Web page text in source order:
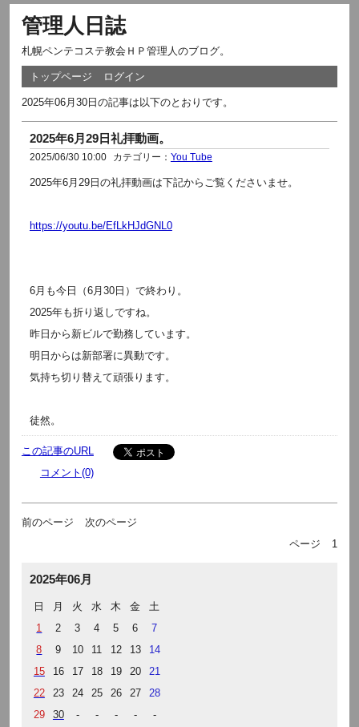
管理人日誌
札幌ペンテコステ教会ＨＰ管理人のブログ。
トップページ ログイン
2025年06月30日の記事は以下のとおりです。
2025年6月29日礼拝動画。
2025/06/30 10:00 カテゴリー： You Tube
2025年6月29日の礼拝動画は下記からご覧くださいませ。
https://youtu.be/EfLkHJdGNL0
6月も今日（6月30日）で終わり。
2025年も折り返しですね。
昨日から新ビルで勤務しています。
明日からは新部署に異動です。
気持ち切り替えて頑張ります。
徒然。
この記事のURL
コメント(0)
前のページ
次のページ
ページ
1
2025年06月
日 月 火 水 木 金
土
1
2 3 4 5 6
7
8
9 10 11 12 13
14
15
16 17 18 19 20
21
22
23 24 25 26 27
28
29
30 - - - - -